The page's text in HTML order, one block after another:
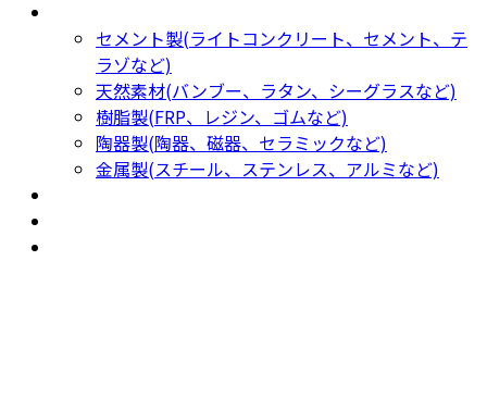
セメント製(ライトコンクリート、セメント、テ
ラゾなど)
天然素材(バンブー、ラタン、シーグラスなど)
樹脂製(FRP、レジン、ゴムなど)
陶器製(陶器、磁器、セラミックなど)
金属製(スチール、ステンレス、アルミなど)